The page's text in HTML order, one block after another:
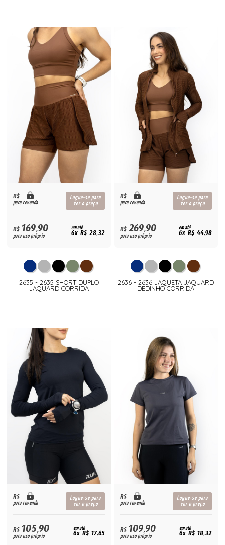
R$
para revenda
Logue-se para
ver o preço
R$169,90
para uso próprio
em até
6x R$ 28,32
2635 - 2635 SHORT DUPLO
JAQUARD CORRIDA
R$
para revenda
Logue-se para
ver o preço
R$269,90
para uso próprio
em até
6x R$ 44,98
2636 - 2636 JAQUETA JAQUARD
DEDINHO CORRIDA
R$
para revenda
Logue-se para
ver o preço
R$105,90
para uso próprio
em até
6x R$ 17,65
R$
para revenda
Logue-se para
ver o preço
R$109,90
para uso próprio
em até
6x R$ 18,32